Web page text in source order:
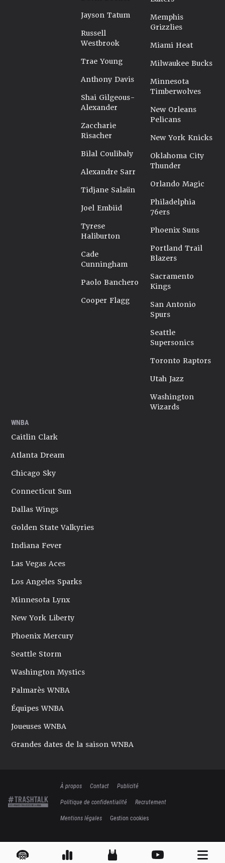
Jayson Tatum
Russell
Westbrook
Trae Young
Anthony Davis
Shai Gilgeous-
Alexander
Zaccharie
Risacher
Bilal Coulibaly
Alexandre Sarr
Tidjane Salaün
Joel Embiid
Tyrese
Haliburton
Cade
Cunningham
Paolo Banchero
Cooper Flagg
Memphis
Grizzlies
Miami Heat
Milwaukee Bucks
Minnesota
Timberwolves
New Orleans
Pelicans
New York Knicks
Oklahoma City
Thunder
Orlando Magic
Philadelphia
76ers
Phoenix Suns
Portland Trail
Blazers
Sacramento
Kings
San Antonio
Spurs
Seattle
Supersonics
Toronto Raptors
Utah Jazz
Washington
Wizards
WNBA
Caitlin Clark
Atlanta Dream
Chicago Sky
Connecticut Sun
Dallas Wings
Golden State Valkyries
Indiana Fever
Las Vegas Aces
Los Angeles Sparks
Minnesota Lynx
New York Liberty
Phoenix Mercury
Seattle Storm
Washington Mystics
Palmarès WNBA
Équipes WNBA
Joueuses WNBA
Grandes dates de la saison WNBA
À propos Contact
Publicité
Politique de confidentialité
Recrutement
Mentions légales
Gestion cookies